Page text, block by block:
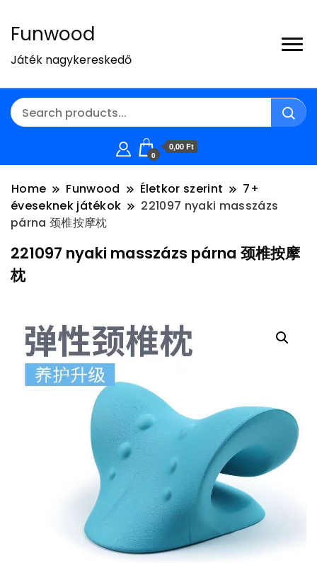
Funwood
Játék nagykereskedő
0
0,00 Ft
Home Funwood Életkor szerint
7+
éveseknek játékok
221097 nyaki masszázs
párna 颈椎按摩枕
221097 nyaki masszázs párna 颈椎按摩
枕